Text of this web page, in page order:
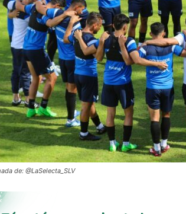
de: @LaSelecta_SLV